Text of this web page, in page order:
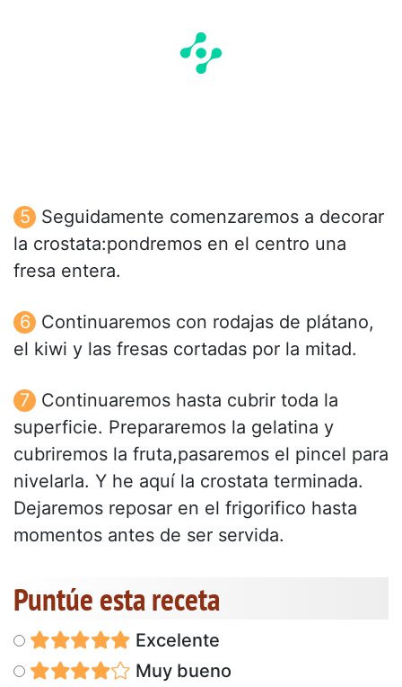
Seguidamente comenzaremos a decorar
la crostata:pondremos en el centro una
fresa entera.
Continuaremos con rodajas de plátano,
el kiwi y las fresas cortadas por la mitad.
Continuaremos hasta cubrir toda la
superficie. Prepararemos la gelatina y
cubriremos la fruta,pasaremos el pincel para
nivelarla. Y he aquí la crostata terminada.
Dejaremos reposar en el frigorifico hasta
momentos antes de ser servida.
Puntúe esta receta
Excelente
Muy bueno